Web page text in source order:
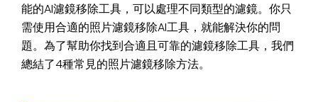
能的AI濾鏡移除工具，可以處理不同類型的濾鏡。你只
需使用合適的照片濾鏡移除AI工具，就能解決你的問
題。為了幫助你找到合適且可靠的濾鏡移除工具，我們
總結了4種常見的照片濾鏡移除方法。